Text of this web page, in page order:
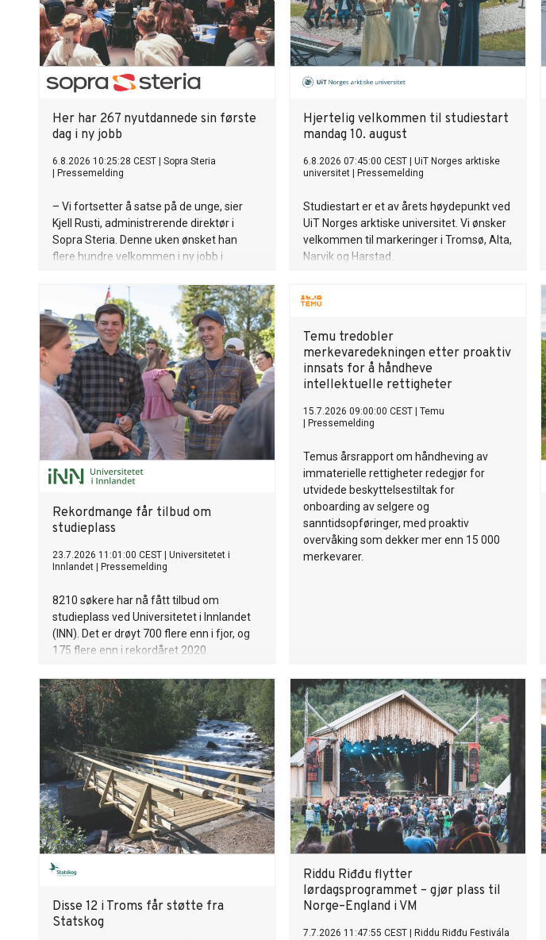
Her har 267 nyutdannede sin første
dag i ny jobb
6.8.2026 10:25:28 CEST
Sopra Steria
Pressemelding
– Vi fortsetter å satse på de unge, sier
Kjell Rusti, administrerende direktør i
Sopra Steria. Denne uken ønsket han
flere hundre velkommen i ny jobb i
Hjertelig velkommen til studiestart
mandag 10. august
6.8.2026 07:45:00 CEST
UiT Norges arktiske
universitet
Pressemelding
Studiestart er et av årets høydepunkt ved
UiT Norges arktiske universitet. Vi ønsker
velkommen til markeringer i Tromsø, Alta,
Narvik og Harstad.
Rekordmange får tilbud om
studieplass
23.7.2026 11:01:00 CEST
Universitetet i
Innlandet
Pressemelding
8210 søkere har nå fått tilbud om
studieplass ved Universitetet i Innlandet
(INN). Det er drøyt 700 flere enn i fjor, og
175 flere enn i rekordåret 2020.
Temu tredobler
merkevaredekningen etter proaktiv
innsats for å håndheve
intellektuelle rettigheter
15.7.2026 09:00:00 CEST
Temu
Pressemelding
Temus årsrapport om håndheving av
immaterielle rettigheter redegjør for
utvidede beskyttelsestiltak for
onboarding av selgere og
sanntidsopføringer, med proaktiv
overvåking som dekker mer enn 15 000
merkevarer.
Disse 12 i Troms får støtte fra
Statskog
Riddu Riđđu flytter
lørdagsprogrammet – gjør plass til
Norge–England i VM
7.7.2026 11:47:55 CEST
Riddu Riđđu Festivála